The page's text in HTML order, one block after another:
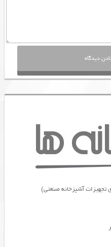
تجهیزات آشپزخانه صنعتی)